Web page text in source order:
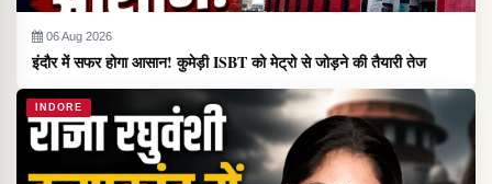
06 Aug 2026
इंदौर में सफर होगा आसान! कुमेड़ी ISBT को मेट्रो से जोड़ने की तैयारी तेज
INDORE